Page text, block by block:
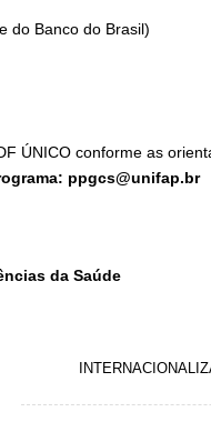
do Banco do Brasil)
ÚNICO conforme as
ppgcs@unifap.br
da Saúde